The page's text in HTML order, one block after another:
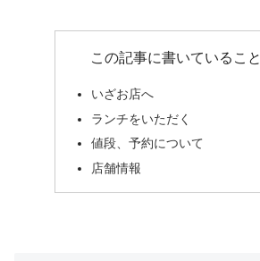
この記事に書いていること
いざお店へ
ランチをいただく
値段、予約について
店舗情報